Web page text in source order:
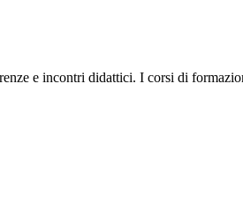
e incontri didattici. I corsi di